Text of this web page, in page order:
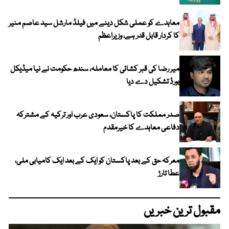
معاہدے کو عملی شکل دینے میں فیلڈ مارشل سید عاصم منیر
کا کردار قابل قدر ہے، وزیراعظم
میر رضا کی قبر کشائی کا معاملہ، سندھ حکومت نے نیا میڈیکل
بورڈ تشکیل دے دیا
صدر مملکت کا پاکستان، سعودی عرب اور ترکیہ کے مشترکہ
دفاعی معاہدے کا خیرمقدم
معرکہ حق کے بعد پاکستان کو ایک کے بعد ایک کامیابی ملی،
عطا تارڑ
مقبول ترین خبریں